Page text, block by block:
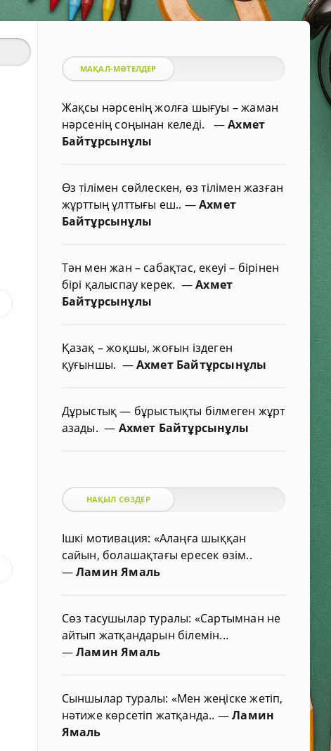
МАҚАЛ-МӘТЕЛДЕР
Жақсы нәрсенің жолға шығуы – жаман
нәрсенің соңынан келеді. —Ахмет
Байтұрсынұлы
Өз тілімен сөйлескен, өз тілімен жазған
жұрттың ұлттығы еш.. —Ахмет
Байтұрсынұлы
Тән мен жан – сабақтас, екеуі – бірінен
бірі қалыспау керек. —Ахмет
Байтұрсынұлы
Қазақ – жоқшы, жоғын іздеген
қуғыншы. —Ахмет Байтұрсынұлы
Дұрыстық — бұрыстықты білмеген жұрт
азады.— Ахмет Байтұрсынұлы
НАҚЫЛ СӨЗДЕР
Ішкі мотивация: «Алаңға шыққан
сайын, болашақтағы ересек өзім..
—Ламин Ямаль
Сөз тасушылар туралы: «Сартымнан не
айтып жатқандарын білемін...
—Ламин Ямаль
Сыншылар туралы: «Мен жеңіске жетіп,
нәтиже көрсетіп жатқанда.. —Ламин
Ямаль